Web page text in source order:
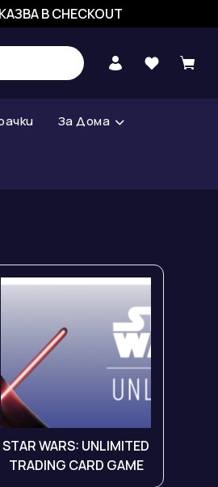
В CHECKOUT
За Дома
STAR WARS: UNLIMITED
TRADING CARD GAME